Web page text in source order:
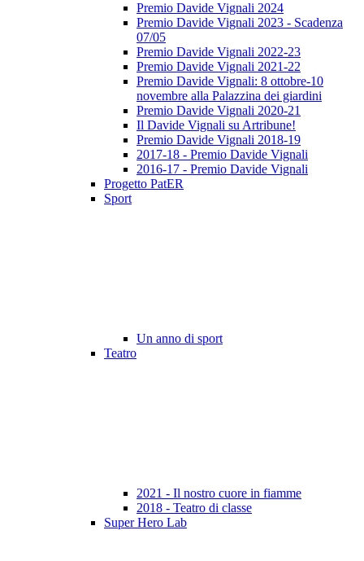
Premio Davide Vignali 2024
Premio Davide Vignali 2023 - Scadenza
07/05
Premio Davide Vignali 2022-23
Premio Davide Vignali 2021-22
Premio Davide Vignali: 8 ottobre-10
novembre alla Palazzina dei giardini
Premio Davide Vignali 2020-21
Il Davide Vignali su Artribune!
Premio Davide Vignali 2018-19
2017-18 - Premio Davide Vignali
2016-17 - Premio Davide Vignali
Progetto PatER
Sport
Un anno di sport
Teatro
2021 - Il nostro cuore in fiamme
2018 - Teatro di classe
Super Hero Lab